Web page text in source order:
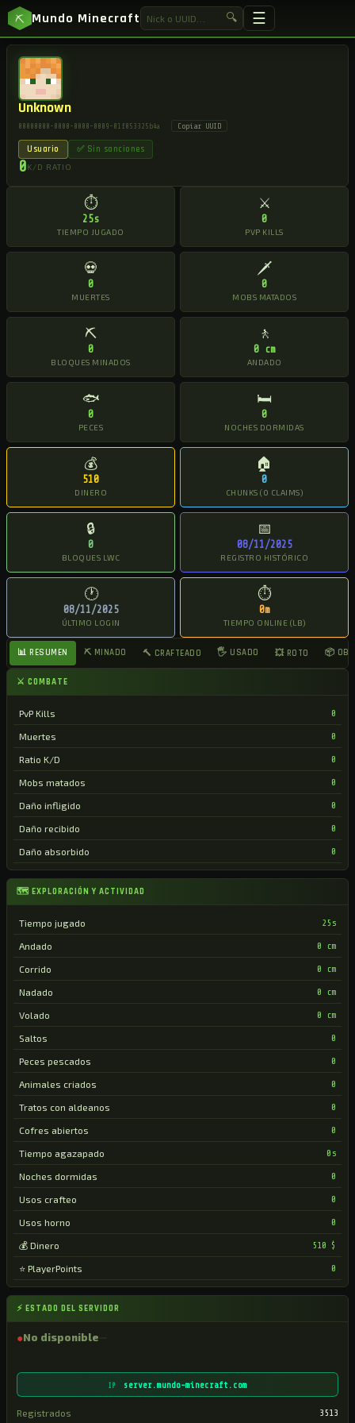
⛏ Mundo Minecraft 🔍 ☰
⚡ ESTADO DEL SERVIDOR
●No disponible
IP server.mundo-minecraft.com
Registrados 3513
Unknown
00000000-0000-0000-0009-01f053325b4a Copiar UUID
Usuario ✅ Sin sanciones
0K/D RATIO
⏱
25s
TIEMPO JUGADO
⚔
0
PVP KILLS
💀
0
MUERTES
🗡
0
MOBS MATADOS
⛏
0
BLOQUES MINADOS
🚶
0 cm
ANDADO
🐟
0
PECES
🛏
0
NOCHES DORMIDAS
💰
510
DINERO
🏠
0
CHUNKS (0 CLAIMS)
🔒
0
BLOQUES LWC
📅
08/11/2025
REGISTRO HISTÓRICO
🕐
08/11/2025
ÚLTIMO LOGIN
⏱
0m
TIEMPO ONLINE (LB)
📊 RESUMEN ⛏ MINADO 🔨 CRAFTEADO 🖐 USADO 💥 ROTO 📦
⚔ COMBATE
PvP Kills 0
Muertes 0
Ratio K/D 0
Mobs matados 0
Daño infligido 0
Daño recibido 0
Daño absorbido 0
🗺 EXPLORACIÓN Y ACTIVIDAD
Tiempo jugado 25s
Andado 0 cm
Corrido 0 cm
Nadado 0 cm
Volado 0 cm
Saltos 0
Peces pescados 0
Animales criados 0
Tratos con aldeanos 0
Cofres abiertos 0
Tiempo agazapado 0s
Noches dormidas 0
Usos crafteo 0
Usos horno 0
💰 Dinero 510 $
⭐ PlayerPoints 0